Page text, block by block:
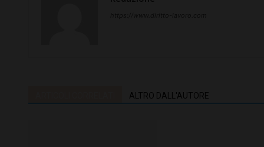
ALTRO DALL'AUTORE